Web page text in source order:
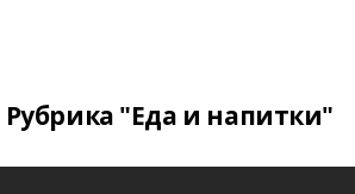
Рубрика "Еда и напитки"